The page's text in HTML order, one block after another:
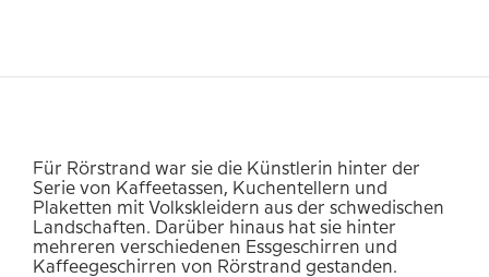
Für Rörstrand war sie die Künstlerin hinter der
Serie von Kaffeetassen, Kuchentellern und
Plaketten mit Volkskleidern aus der schwedischen
Landschaften. Darüber hinaus hat sie hinter
mehreren verschiedenen Essgeschirren und
Kaffeegeschirren von Rörstrand gestanden.